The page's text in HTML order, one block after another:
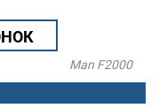
Man F2000